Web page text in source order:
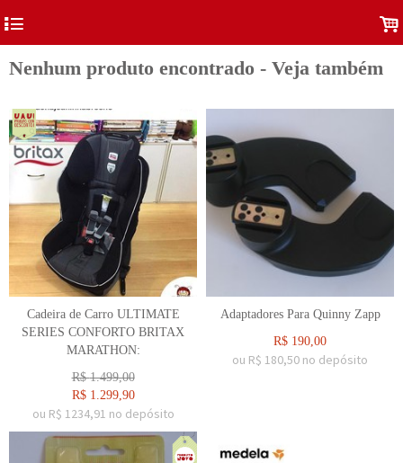
4 .
Nenhum produto encontrado - Veja também
Cadeira de Carro ULTIMATE
SERIES CONFORTO BRITAX
MARATHON:
R$1.499,00
R$ 1.299,90
ou R$ 1234,91 no depósito
Adaptadores Para Quinny Zapp
R$ 190,00
ou R$ 180,50 no depósito